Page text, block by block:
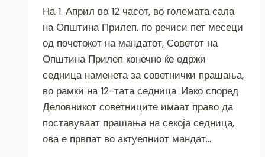
На 1. Април во 12 часот, во големата сала
на Општина Прилеп. по речиси пет месеци
од почетокот на мандатот, Советот на
Општина Прилеп конечно ќе одржи
седница наменета за советнички прашања,
во рамки на 12-тата седница. Иако според
Деловникот советниците имаат право да
поставуваат прашања на секоја седница,
ова е првпат во актуелниот мандат…